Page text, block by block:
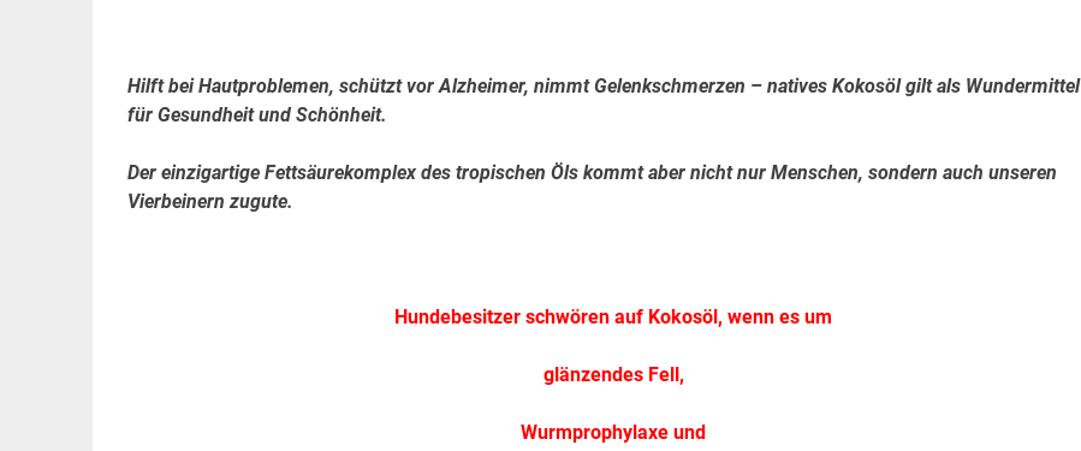
Hilft bei Hautproblemen, schützt vor Alzheimer, nimmt Gelenkschmerzen – natives Kokosöl gilt als Wundermittel
für Gesundheit und Schönheit.
Der einzigartige Fettsäurekomplex des tropischen Öls kommt aber nicht nur Menschen, sondern auch unseren
Vierbeinern zugute.
Hundebesitzer schwören auf Kokosöl,wenn es um
glänzendesFell,
Wurmprophylaxe und